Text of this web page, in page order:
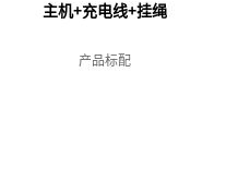
主机+充电线+挂绳
产品标配